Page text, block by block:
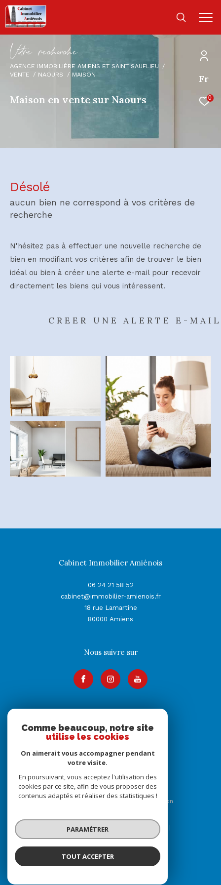
Fr
0
Vore recece
AGENCE IMMOBILIÈRE AMIENS ET SAINT SAUFLIEU
VENTE
NAOURS MAISON
Maison en vente sur Naours
Désolé
aucun bien ne correspond à vos critères de
recherche
N'hésitez pas à effectuer une nouvelle recherche de
bien en modifiant vos critères afin de trouver le bien
idéal ou bien à créer une alerte e-mail pour recevoir
directement les biens qui vous intéressent.
CREER UNE ALERTE E-
Cabinet Immobilier Amiénois
06 24 21 58 52
cabinet@immobilier-amienois.fr
18 rue Lamartine
80000
Amiens
Nous suivre sur
Adhérents
© 2026 | Tous droits réservés | Traduction
Nos honoraires
Plan du site
Mentions légales
Nos liens
Comme beaucoup, notre site
utilise les cookies
On aimerait vous accompagner pendant
votre visite.
En poursuivant, vous acceptez l'utilisation des
cookies par ce site, afin de vous proposer des
contenus adaptés et réaliser des statistiques !
PARAMÉTRER
TOUT ACCEPTER